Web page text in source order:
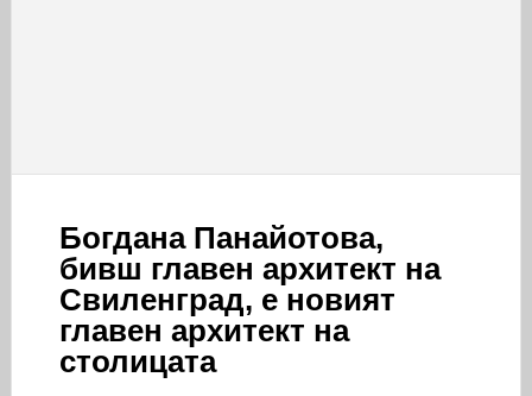
Богдана Панайотова,
бивш главен архитект на
Свиленград, е новият
главен архитект на
столицата